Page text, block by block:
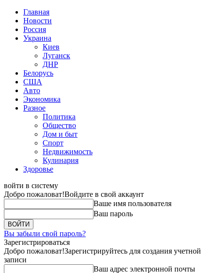
Главная
Новости
Россия
Украина
Киев
Луганск
ДНР
Белорусь
США
Авто
Экономика
Разное
Политика
Общество
Дом и быт
Спорт
Недвижимость
Кулинария
Здоровье
войти в систему
Добро пожаловат!Войдите в свой аккаунт
Ваше имя пользователя
Ваш пароль
Вы забыли свой пароль?
Зарегистрироваться
Добро пожаловат!Зарегистрируйтесь для создания учетной
записи
Ваш адрес электронной почты